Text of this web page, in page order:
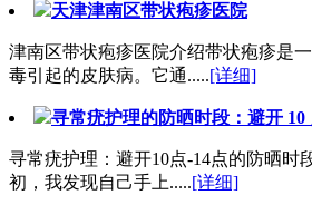
天津津南区带状疱疹医院
津南区带状疱疹医院介绍带状疱疹是
毒引起的皮肤病。它通.....[详细]
寻常疣护理的防晒时段：避开 10
寻常疣护理：避开10点-14点的防晒时
初，我发现自己手上.....[详细]